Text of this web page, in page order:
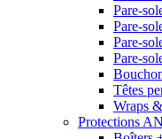
Pare-
Pare-
Pare-
Pare-
Têtes
Wraps
Protections